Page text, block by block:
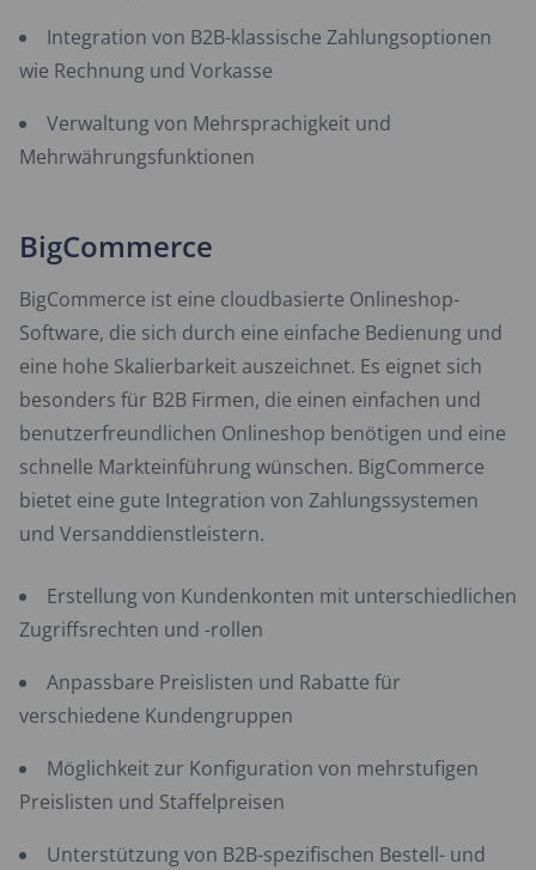
Integration von B2B-klassische Zahlungsoptionen
wie Rechnung und Vorkasse
Verwaltung von Mehrsprachigkeit und
Mehrwährungsfunktionen
BigCommerce
BigCommerce ist eine cloudbasierte Onlineshop-
Software, die sich durch eine einfache Bedienung und
eine hohe Skalierbarkeit auszeichnet. Es eignet sich
besonders für B2B Firmen, die einen einfachen und
benutzerfreundlichen Onlineshop benötigen und eine
schnelle Markteinführung wünschen. BigCommerce
bietet eine gute Integration von Zahlungssystemen
und Versanddienstleistern.
Erstellung von Kundenkonten mit unterschiedlichen
Zugriffsrechten und -rollen
Anpassbare Preislisten und Rabatte für
verschiedene Kundengruppen
Möglichkeit zur Konfiguration von mehrstufigen
Preislisten und Staffelpreisen
Unterstützung von B2B-spezifischen Bestell- und